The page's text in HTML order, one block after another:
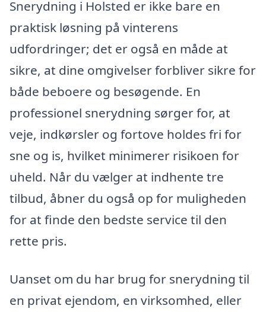
Snerydning i Holsted er ikke bare en
praktisk løsning på vinterens
udfordringer; det er også en måde at
sikre, at dine omgivelser forbliver sikre for
både beboere og besøgende. En
professionel snerydning sørger for, at
veje, indkørsler og fortove holdes fri for
sne og is, hvilket minimerer risikoen for
uheld. Når du vælger at indhente tre
tilbud, åbner du også op for muligheden
for at finde den bedste service til den
rette pris.
Uanset om du har brug for snerydning til
en privat ejendom, en virksomhed, eller